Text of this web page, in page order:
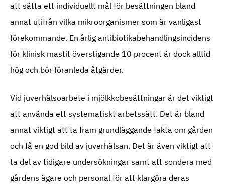
att sätta ett individuellt mål för besättningen bland
annat utifrån vilka mikroorganismer som är vanligast
förekommande. En årlig antibiotikabehandlingsincidens
för klinisk mastit överstigande 10 procent är dock alltid
hög och bör föranleda åtgärder.
Vid juverhälsoarbete i mjölkkobesättningar är det viktigt
att använda ett systematiskt arbetssätt. Det är bland
annat viktigt att ta fram grundläggande fakta om gården
och få en god bild av juverhälsan. Det är även viktigt att
ta del av tidigare undersökningar samt att sondera med
gårdens ägare och personal för att klargöra deras